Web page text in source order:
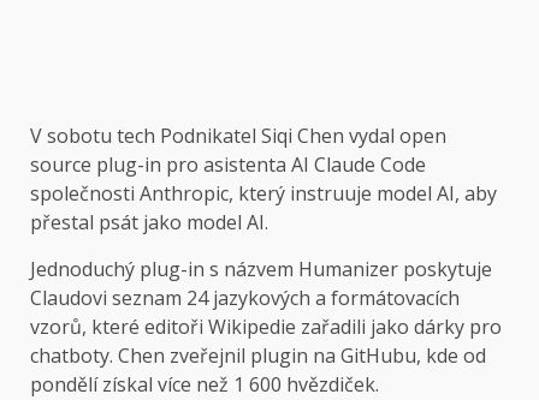
V sobotu tech Podnikatel Siqi Chen vydal open
source plug-in pro asistenta AI Claude Code
společnosti Anthropic, který instruuje model AI, aby
přestal psát jako model AI.
Jednoduchý plug-in s názvem Humanizer poskytuje
Claudovi seznam 24 jazykových a formátovacích
vzorů, které editoři Wikipedie zařadili jako dárky pro
chatboty. Chen zveřejnil plugin na GitHubu, kde od
pondělí získal více než 1 600 hvězdiček.